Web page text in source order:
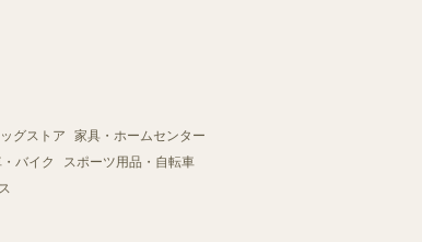
ッグストア
家具・ホームセンター
バイク
スポーツ用品・自転車